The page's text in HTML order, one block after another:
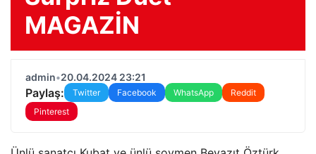
MAGAZİN
admin•20.04.2024 23:21
Paylaş: Twitter Facebook WhatsApp
Reddit
Pinterest